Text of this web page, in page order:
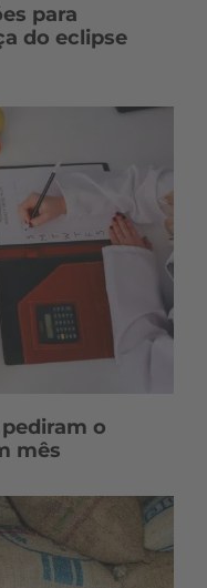
para
do eclipse
o
mês